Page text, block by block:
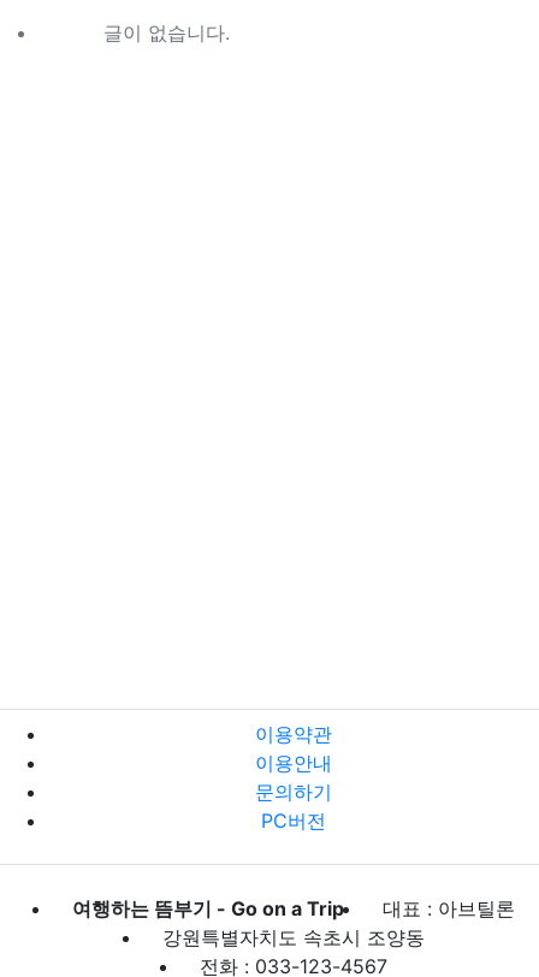
글이 없습니다.
이용약관
이용안내
문의하기
PC버전
여행하는 뜸부기 - Go on a Trip
대표 : 아브틸론
강원특별자치도 속초시 조양동
전화 : 033-123-4567